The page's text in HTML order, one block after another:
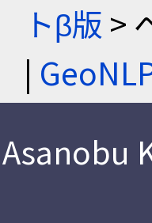
トβ版 >
|
Asanobu